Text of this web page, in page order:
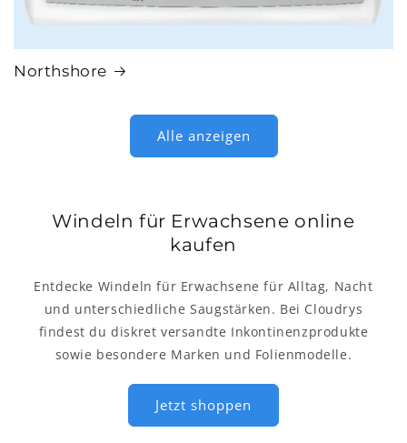
Northshore
Alle anzeigen
Windeln für Erwachsene online
kaufen
Entdecke Windeln für Erwachsene für Alltag, Nacht
und unterschiedliche Saugstärken. Bei Cloudrys
findest du diskret versandte Inkontinenzprodukte
sowie besondere Marken und Folienmodelle.
Jetzt shoppen